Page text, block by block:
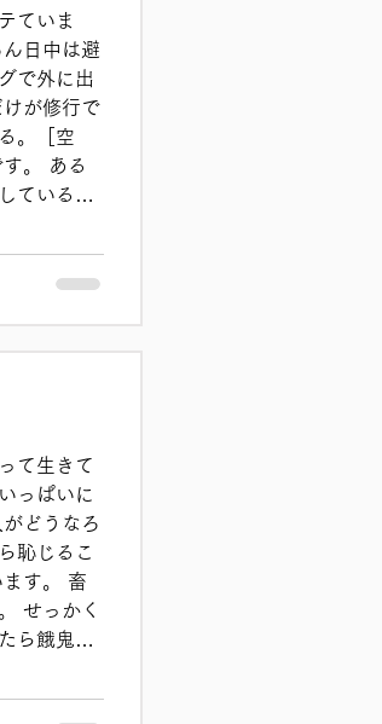
す。 難し
とスムー
のです。
ていま
日中は避
で外に出
が修行で
。［空
。 ある
ているの
町中に出
して果物
次のよう
世の中の
る。だか
々な場所
わえま
て生きて
っぱいに
どうなろ
恥じるこ
す。 畜
せっかく
ら餓鬼・
んてん）